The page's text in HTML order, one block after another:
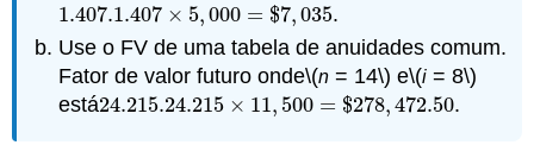
1.407.1.407 × 5,000 = $7, 035
1.407.1.407× 5,000=$ 7,035
.
Use o FV de uma tabela de anuidades comum.
Fator de valor futuro onde\(n = 14\) e\(i = 8\)
está24.215.24.215 × 11, 500 = $278, 472.50
24.215.24.215× 11, 500 =$ 278,472.50 .